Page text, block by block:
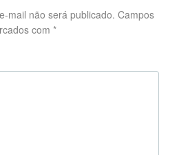
mail não será publicado. Campos
com *